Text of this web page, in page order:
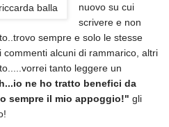
balla
nuovo su cui
scrivere e non
sempre e solo le stesse
alcuni di rammarico, altri
tanto leggere un
ne ho tratto benefici da
sempre il mio appoggio!" gli